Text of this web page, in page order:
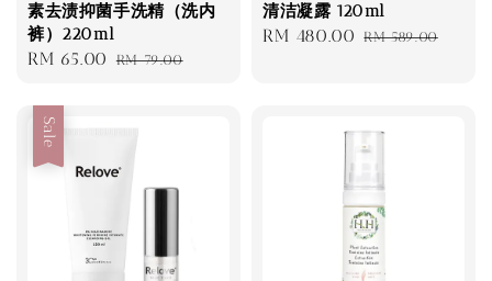
素去渍抑菌手洗精（洗内
裤）220ml
Sale
RM 65.00 Regular
RM 79.00
清洁凝露 120ml
Sale
RM 480.00 Regular
RM 589.00
Sale